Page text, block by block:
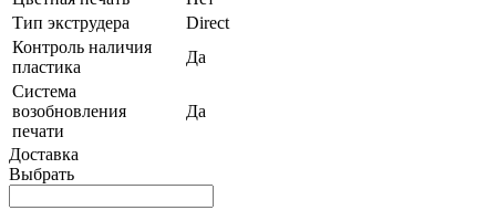
Тип экструдера
Direct
Контроль наличия
пластика
Да
Система
возобновления
печати
Да
Доставка
Выбрать